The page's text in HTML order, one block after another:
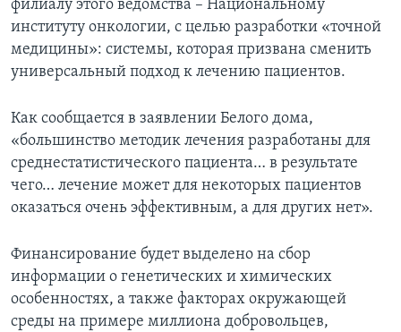
филиалу этого ведомства – Национальному
институту онкологии, с целью разработки «точной
медицины»: системы, которая призвана сменить
универсальный подход к лечению пациентов.
Как сообщается в заявлении Белого дома,
«большинство методик лечения разработаны для
среднестатистического пациента… в результате
чего… лечение может для некоторых пациентов
оказаться очень эффективным, а для других нет».
Финансирование будет выделено на сбор
информации о генетических и химических
особенностях, а также факторах окружающей
среды на примере миллиона добровольцев,